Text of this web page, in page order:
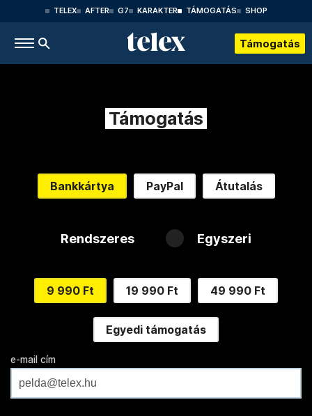
TELEX AFTER G7 KARAKTER TÁMOGATÁS SHOP
Támogatás
Támogatás
Bankkártya PayPal Átutalás
Rendszeres Egyszeri
9 990 Ft 19 990 Ft 49 990 Ft
Egyedi támogatás
e-mail cím